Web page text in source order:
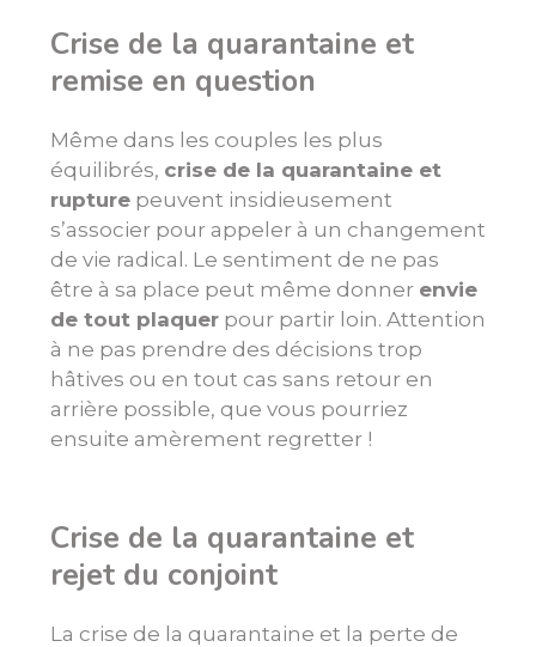
Crise de la quarantaine et
remise en question
Même dans les couples les plus
équilibrés, crise de la quarantaine et
rupture peuvent insidieusement
s’associer pour appeler à un changement
de vie radical. Le sentiment de ne pas
être à sa place peut même donner envie
de tout plaquer pour partir loin. Attention
à ne pas prendre des décisions trop
hâtives ou en tout cas sans retour en
arrière possible, que vous pourriez
ensuite amèrement regretter !
Crise de la quarantaine et
rejet du conjoint
La crise de la quarantaine et la perte de